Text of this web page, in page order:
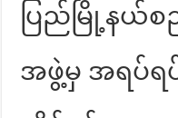
ပြည်မြို့နယ်
အဖွဲ့မှ အရပ်ရ